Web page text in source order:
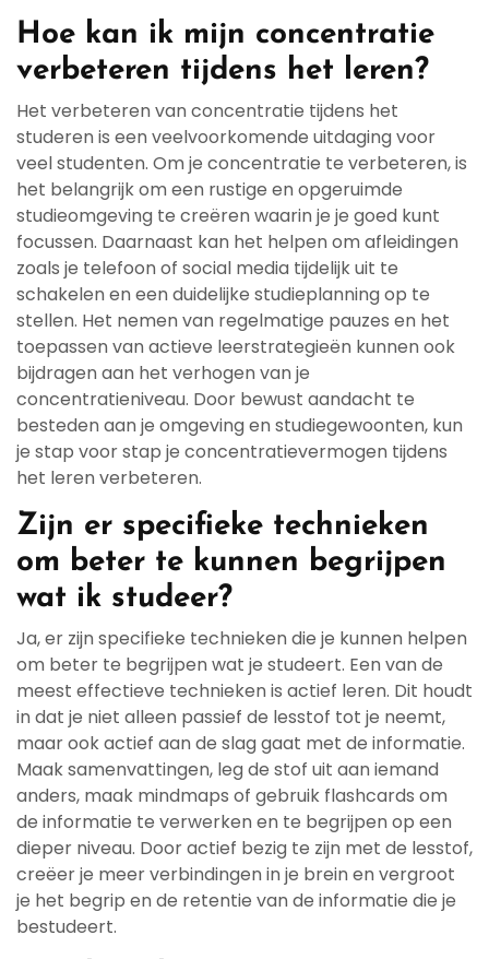
Hoe kan ik mijn concentratie
verbeteren tijdens het leren?
Het verbeteren van concentratie tijdens het
studeren is een veelvoorkomende uitdaging voor
veel studenten. Om je concentratie te verbeteren, is
het belangrijk om een rustige en opgeruimde
studieomgeving te creëren waarin je je goed kunt
focussen. Daarnaast kan het helpen om afleidingen
zoals je telefoon of social media tijdelijk uit te
schakelen en een duidelijke studieplanning op te
stellen. Het nemen van regelmatige pauzes en het
toepassen van actieve leerstrategieën kunnen ook
bijdragen aan het verhogen van je
concentratieniveau. Door bewust aandacht te
besteden aan je omgeving en studiegewoonten, kun
je stap voor stap je concentratievermogen tijdens
het leren verbeteren.
Zijn er specifieke technieken
om beter te kunnen begrijpen
wat ik studeer?
Ja, er zijn specifieke technieken die je kunnen helpen
om beter te begrijpen wat je studeert. Een van de
meest effectieve technieken is actief leren. Dit houdt
in dat je niet alleen passief de lesstof tot je neemt,
maar ook actief aan de slag gaat met de informatie.
Maak samenvattingen, leg de stof uit aan iemand
anders, maak mindmaps of gebruik flashcards om
de informatie te verwerken en te begrijpen op een
dieper niveau. Door actief bezig te zijn met de lesstof,
creëer je meer verbindingen in je brein en vergroot
je het begrip en de retentie van de informatie die je
bestudeert.